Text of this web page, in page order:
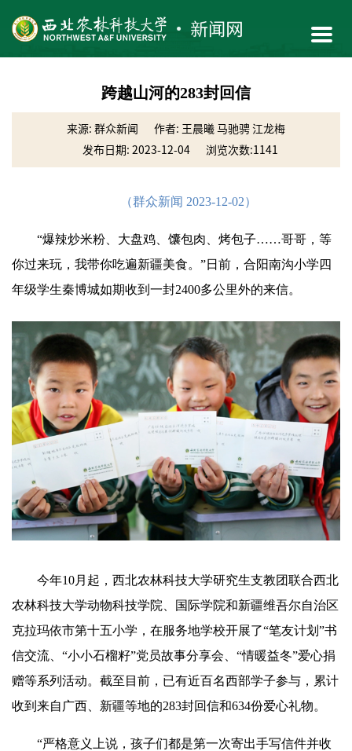
跨越山河的283封回信
来源: 群众新闻
作者: 王晨曦 马驰骋 江龙梅
发布日期: 2023-12-04
浏览次数:1141
（群众新闻 2023-12-02）
“爆辣炒米粉、大盘鸡、馕包肉、烤包子……哥哥，等
你过来玩，我带你吃遍新疆美食。”日前，合阳南沟小学四
年级学生秦博城如期收到一封2400多公里外的来信。
今年10月起，西北农林科技大学研究生支教团联合西北
农林科技大学动物科技学院、国际学院和新疆维吾尔自治区
克拉玛依市第十五小学，在服务地学校开展了“笔友计划”书
信交流、“小小石榴籽”党员故事分享会、“情暖益冬”爱心捐
赠等系列活动。截至目前，已有近百名西部学子参与，累计
收到来自广西、新疆等地的283封回信和634份爱心礼物。
“严格意义上说，孩子们都是第一次寄出手写信件并收